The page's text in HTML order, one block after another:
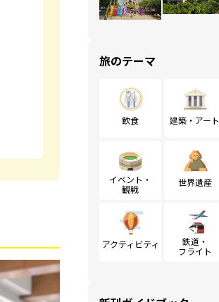
旅のテーマ
飲食 建築・アート
イベント・
観戦
世界遺産
アクティビティ
鉄道・
フライト